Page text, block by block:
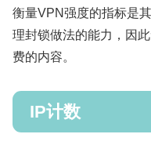
衡量VPN强度的指标是
理封锁做法的能力，因
费的内容。
IP计数